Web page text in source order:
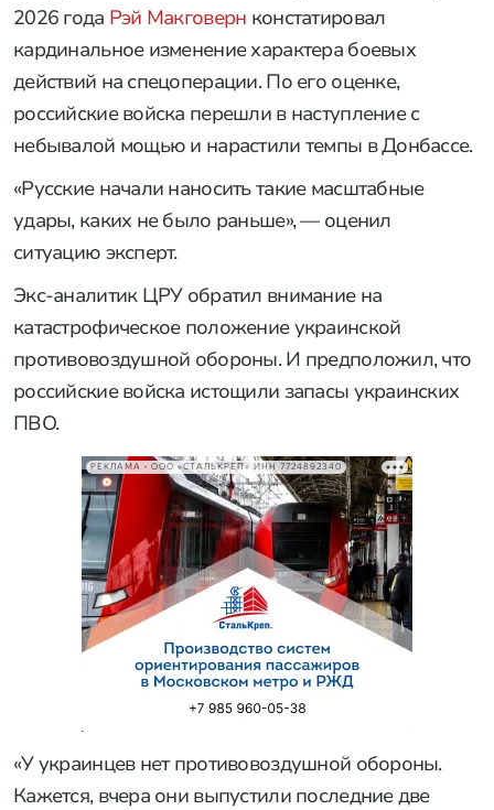
2026 года Рэй Макговерн констатировал
кардинальное изменение характера боевых
действий на спецоперации. По его оценке,
российские войска перешли в наступление с
небывалой мощью и нарастили темпы в Донбассе.
«Русские начали наносить такие масштабные
удары, каких не было раньше», — оценил
ситуацию эксперт.
Экс-аналитик ЦРУ обратил внимание на
катастрофическое положение украинской
противовоздушной обороны. И предположил, что
российские войска истощили запасы украинских
ПВО.
РЕКЛАМА • ООО «СТАЛЬКРЕП» ИНН 7724892340
«У украинцев нет противовоздушной обороны.
Кажется, вчера они выпустили последние две